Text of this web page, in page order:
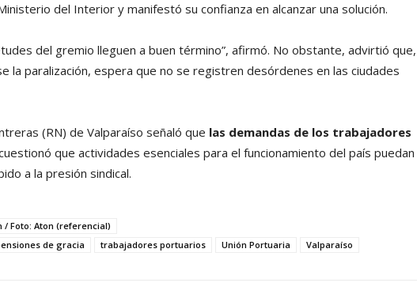
del Interior y manifestó su confianza en alcanzar una solución.
del gremio lleguen a buen término”, afirmó. No obstante, advirtió que,
la paralización, espera que no se registren desórdenes en las ciudades
(RN) de Valparaíso señaló que las demandas de los trabajadores
que actividades esenciales para el funcionamiento del país puedan
a la presión sindical.
/ Foto: Aton (referencial)
de gracia trabajadores portuarios Unión Portuaria Valparaíso